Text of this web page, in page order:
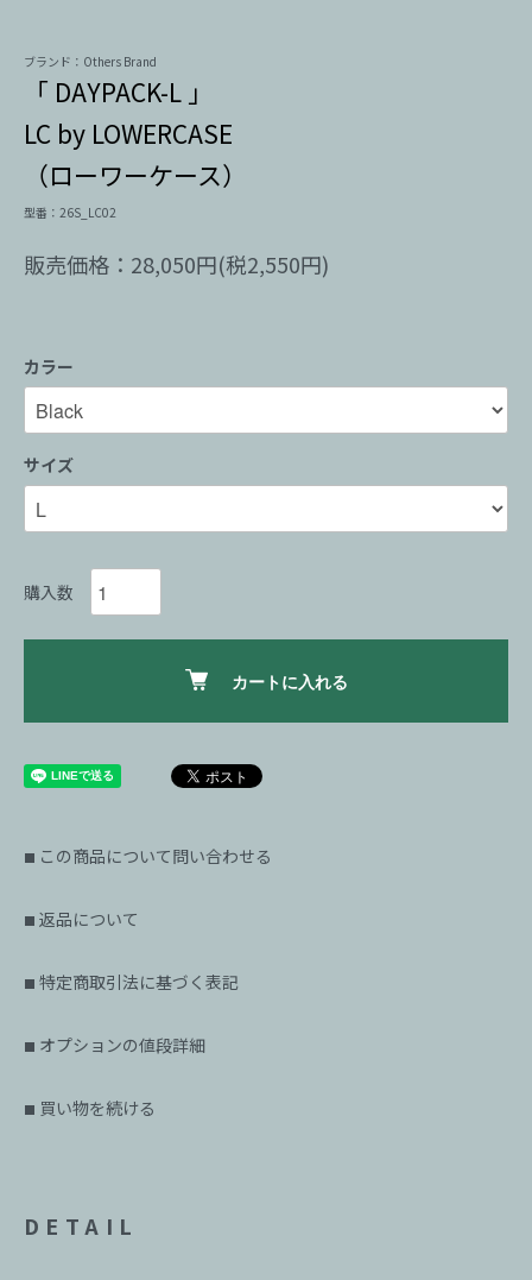
ブランド：Others Brand
「 DAYPACK-L 」
LC by LOWERCASE
（ローワーケース）
型番：26S_LC02
販売価格：28,050円(税2,550円)
カラー
サイズ
購入数
カートに入れる
■ この商品について問い合わせる
■ 返品について
■ 特定商取引法に基づく表記
■ オプションの値段詳細
■ 買い物を続ける
DETAIL